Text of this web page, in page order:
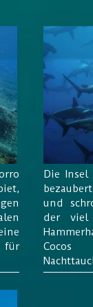
Die Insel
und
der viel
Cocos